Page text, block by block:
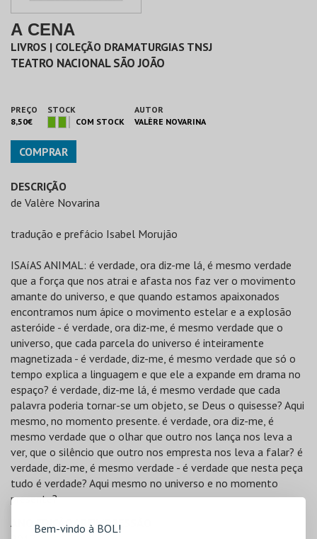
Bem-vindo à BOL!
A CENA
LIVROS | COLEÇÃO DRAMATURGIAS TNSJ
TEATRO NACIONAL SÃO JOÃO
PREÇO
8,50€
STOCK
COM STOCK
AUTOR
VALÈRE NOVARINA
COMPRAR
DESCRIÇÃO
de Valère Novarina
tradução e prefácio Isabel Morujão
ISAíAS ANIMAL: é verdade, ora diz-me lá, é mesmo verdade
que a força que nos atrai e afasta nos faz ver o movimento
amante do universo, e que quando estamos apaixonados
encontramos num ápice o movimento estelar e a explosão
asteróide - é verdade, ora diz-me, é mesmo verdade que o
universo, que cada parcela do universo é inteiramente
magnetizada - é verdade, diz-me, é mesmo verdade que só o
tempo explica a linguagem e que ele a expande em drama no
espaço? é verdade, diz-me lá, é mesmo verdade que cada
palavra poderia tornar-se um objeto, se Deus o quisesse? Aqui
mesmo, no momento presente. é verdade, ora diz-me, é
mesmo verdade que o olhar que outro nos lança nos leva a
ver, que o silêncio que outro nos empresta nos leva a falar? é
verdade, diz-me, é mesmo verdade - é verdade que nesta peça
tudo é verdade? Aqui mesmo no universo e no momento
presente?
ANO EDIÇÃO/ REIMPRESSÃO